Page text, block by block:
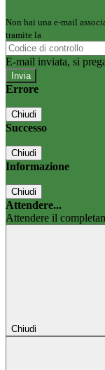
Non hai una e-mail
tramite la
E-mail inviata, si
Errore
Chiudi
Successo
Chiudi
Informazione
Chiudi
Attendere...
Attendere il
Chiudi